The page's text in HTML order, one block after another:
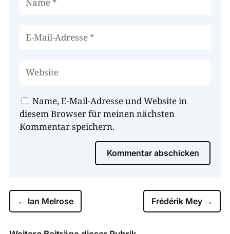
Name, E-Mail-Adresse und Website in
diesem Browser für meinen nächsten
Kommentar speichern.
Kommentar abschicken
← Ian Melrose Frédérik Mey →